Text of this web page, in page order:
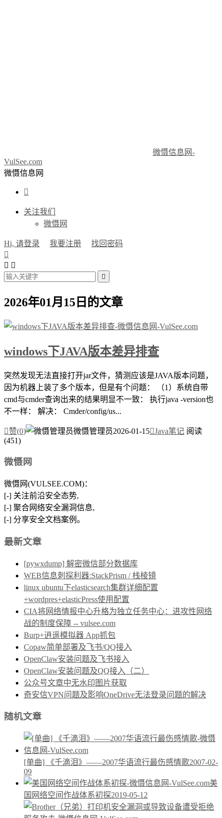
微慑信息网-
VulSee.com
微慑信息网

关注我们
微慑网
Hi, 请登录 我要注册
找回密码

 

2026年01月15日的文章
windows下JAVA版本差异排查
突然发现无法直接打开jar文件，猜测应该是JAVA版本问题，
因为机器上装了多个版本，但是有个问题： （1）系统自带
cmd与cmder查询出来的结果明显不一致： 执行java -version也
不一样： 解决： Cmder/config/us...
赞(0) 微慑管理员2026-01-15Java笔记 阅读
(451)
微慑网
微慑网(VULSEE.COM)：
[-] 关注前沿安全态势,
[-] 聚合网络安全漏洞信息,
[-] 分享安全文档案例。
最新文章
[pywxdump] 解密微信部分数据库
WEB信息刺探利器:StackPrism / 栈棱镜
linux ubuntu下elasticsearch集群详细配置
+wordpres+elasticPress使用配置
CIA将网络情报中心升格为独立任务中心：进攻性网络
战的制度保障 -- vulsee.com
Burp+逍遥模拟器 App抓包
Copaw简单部署及飞书/QQ接入
OpenClaw安装问题及飞书接入
OpenClaw安装问题及QQ接入（二）
公众号文章中无水印图片获取
奇安信VPN问题及影响OneDrive无法登录问题的解决
随机文章
[单曲] 《千滴泪》——2007华语流行最伤感情歌2007-02-
09
美
国网络空间作战体系初探2019-05-12